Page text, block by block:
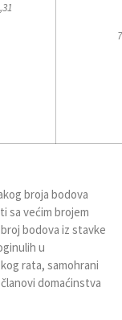
broja bodova
sa većim brojem
bodova iz stavke
u
rata, samohrani
domaćinstva